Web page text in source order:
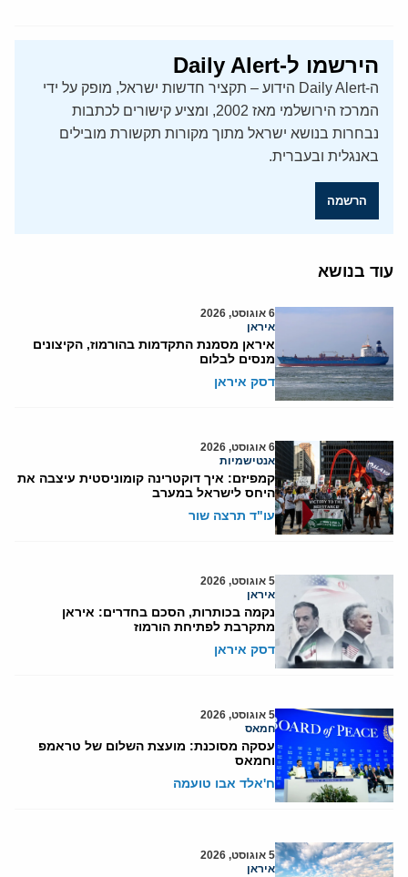
הירשמו ל-Daily Alert
ה-Daily Alert הידוע – תקציר חדשות ישראל, מופק על ידי
המרכז הירושלמי מאז 2002, ומציע קישורים לכתבות
נבחרות בנושא ישראל מתוך מקורות תקשורת מובילים
באנגלית ובעברית.
הרשמה
עוד בנושא
6 אוגוסט, 2026
איראן
איראן מסמנת התקדמות בהורמוז, הקיצונים
מנסים לבלום
דסק איראן
6 אוגוסט, 2026
אנטישמיות
קמפיזם: איך דוקטרינה קומוניסטית עיצבה את
היחס לישראל במערב
עו"ד תרצה שור
5 אוגוסט, 2026
איראן
נקמה בכותרות, הסכם בחדרים: איראן
מתקרבת לפתיחת הורמוז
דסק איראן
5 אוגוסט, 2026
חמאס
עסקה מסוכנת: מועצת השלום של טראמפ
וחמאס
ח'אלד אבו טועמה
5 אוגוסט, 2026
איראן